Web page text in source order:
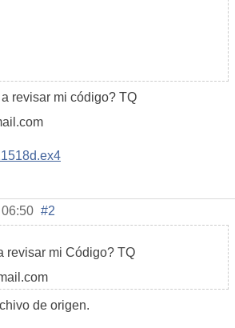
revisar mi código? TQ
#2
revisar mi Código? TQ
de origen.